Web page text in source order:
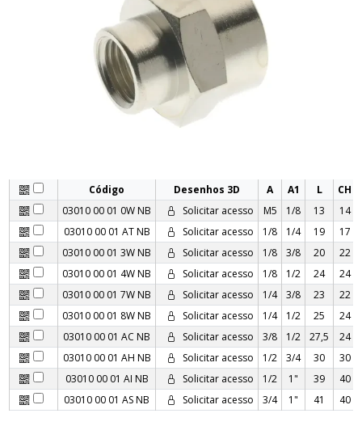
Código Desenhos 3D A A1 L CH
03010 00 01 0W NB
Solicitar acesso M5 1/8 13
14
03010 00 01 AT NB
Solicitar acesso 1/8 1/4 19
17
03010 00 01 3W NB
Solicitar acesso 1/8 3/8 20
22
03010 00 01 4W NB
Solicitar acesso 1/8 1/2 24
24
03010 00 01 7W NB
Solicitar acesso 1/4 3/8 23
22
03010 00 01 8W NB
Solicitar acesso 1/4 1/2 25
24
03010 00 01 AC NB
Solicitar acesso 3/8 1/2 27,5
24
03010 00 01 AH NB
Solicitar acesso 1/2 3/4 30
30
03010 00 01 AI NB
Solicitar acesso 1/2 1" 39
40
03010 00 01 AS NB
Solicitar acesso 3/4 1" 41 40